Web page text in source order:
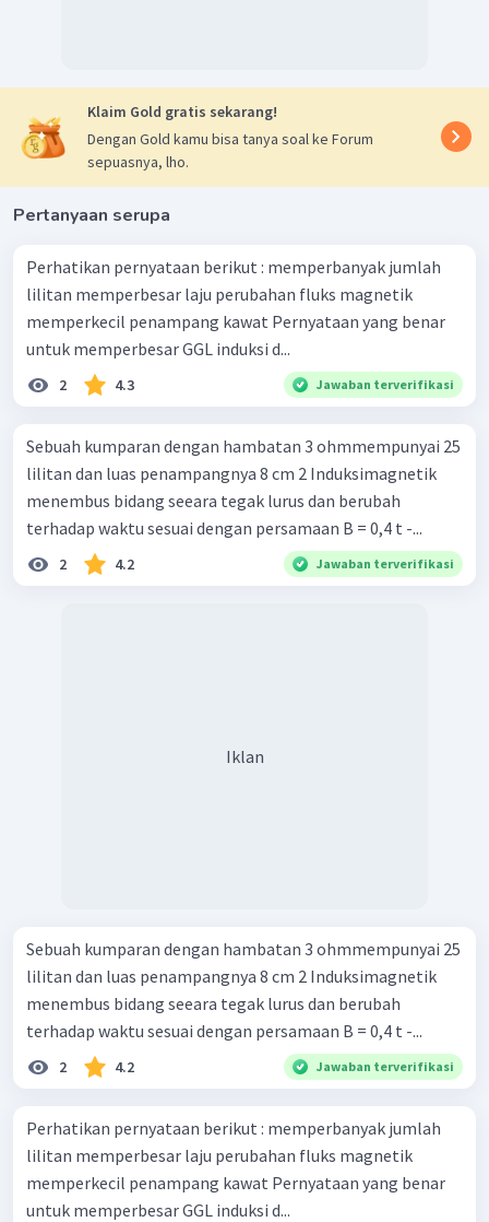
Klaim Gold gratis sekarang!
Dengan Gold kamu bisa tanya soal ke Forum
sepuasnya, lho.
Pertanyaan serupa
Perhatikan pernyataan berikut : memperbanyak jumlah
lilitan memperbesar laju perubahan fluks magnetik
memperkecil penampang kawat Pernyataan yang benar
untuk memperbesar GGL induksi d...
2 4.3 Jawaban terverifikasi
Sebuah kumparan dengan hambatan 3 ohmmempunyai 25
lilitan dan luas penampangnya 8 cm 2 Induksimagnetik
menembus bidang seeara tegak lurus dan berubah
terhadap waktu sesuai dengan persamaan B = 0,4 t -...
2 4.2 Jawaban terverifikasi
Iklan
Sebuah kumparan dengan hambatan 3 ohmmempunyai 25
lilitan dan luas penampangnya 8 cm 2 Induksimagnetik
menembus bidang seeara tegak lurus dan berubah
terhadap waktu sesuai dengan persamaan B = 0,4 t -...
2 4.2 Jawaban terverifikasi
Perhatikan pernyataan berikut : memperbanyak jumlah
lilitan memperbesar laju perubahan fluks magnetik
memperkecil penampang kawat Pernyataan yang benar
untuk memperbesar GGL induksi d...